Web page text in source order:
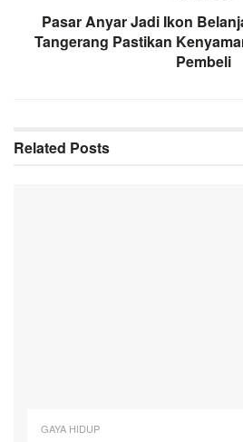
Pasar Anyar Jadi Ikon
Tangerang Pastikan
Pembeli
Related Posts
GAYA HIDUP